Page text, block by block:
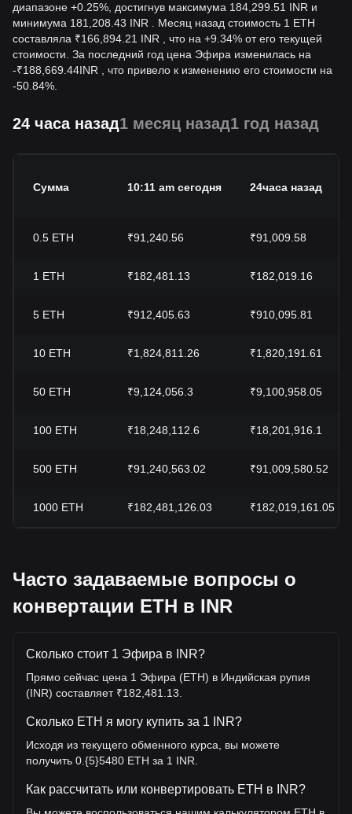
диапазоне +0.25%, достигнув максимума 184,299.51 INR и
минимума 181,208.43 INR . Месяц назад стоимость 1 ETH
составляла ₹166,894.21 INR , что на +9.34% от его текущей
стоимости. За последний год цена Эфира изменилась на
-₹188,669.44INR , что привело к изменению его стоимости на
-50.84%.
24 часа назад1 месяц назад1 год назад
Сумма 10:11 am сегодня 24часа назад
0.5 ETH ₹91,240.56 ₹91,009.58
1 ETH ₹182,481.13 ₹182,019.16
5 ETH ₹912,405.63 ₹910,095.81
10 ETH ₹1,824,811.26 ₹1,820,191.61
50 ETH ₹9,124,056.3 ₹9,100,958.05
100 ETH ₹18,248,112.6 ₹18,201,916.1
500 ETH ₹91,240,563.02 ₹91,009,580.52
1000 ETH ₹182,481,126.03 ₹182,019,161.05
Часто задаваемые вопросы о
конвертации ETH в INR
Сколько стоит 1 Эфира в INR?
Прямо сейчас цена 1 Эфира (ETH) в Индийская рупия
(INR) составляет ₹182,481.13.
Сколько ETH я могу купить за 1 INR?
Исходя из текущего обменного курса, вы можете
получить 0.{5}5480 ETH за 1 INR.
Как рассчитать или конвертировать ETH в INR?